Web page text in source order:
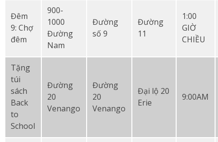
Đêm
9: Chợ
đêm
900-
1000
Đường
Nam
Đường
số 9
Đường
11
1:00
GIỜ
CHIỀU
Tặng
túi
sách
Back
to
School
Đường
20
Venango
Đường
20
Venango
Đại lộ 20
Erie
9:00AM